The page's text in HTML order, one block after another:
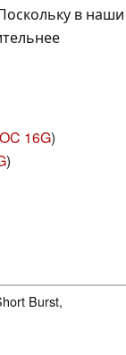
в наши
16G)
)
Burst,